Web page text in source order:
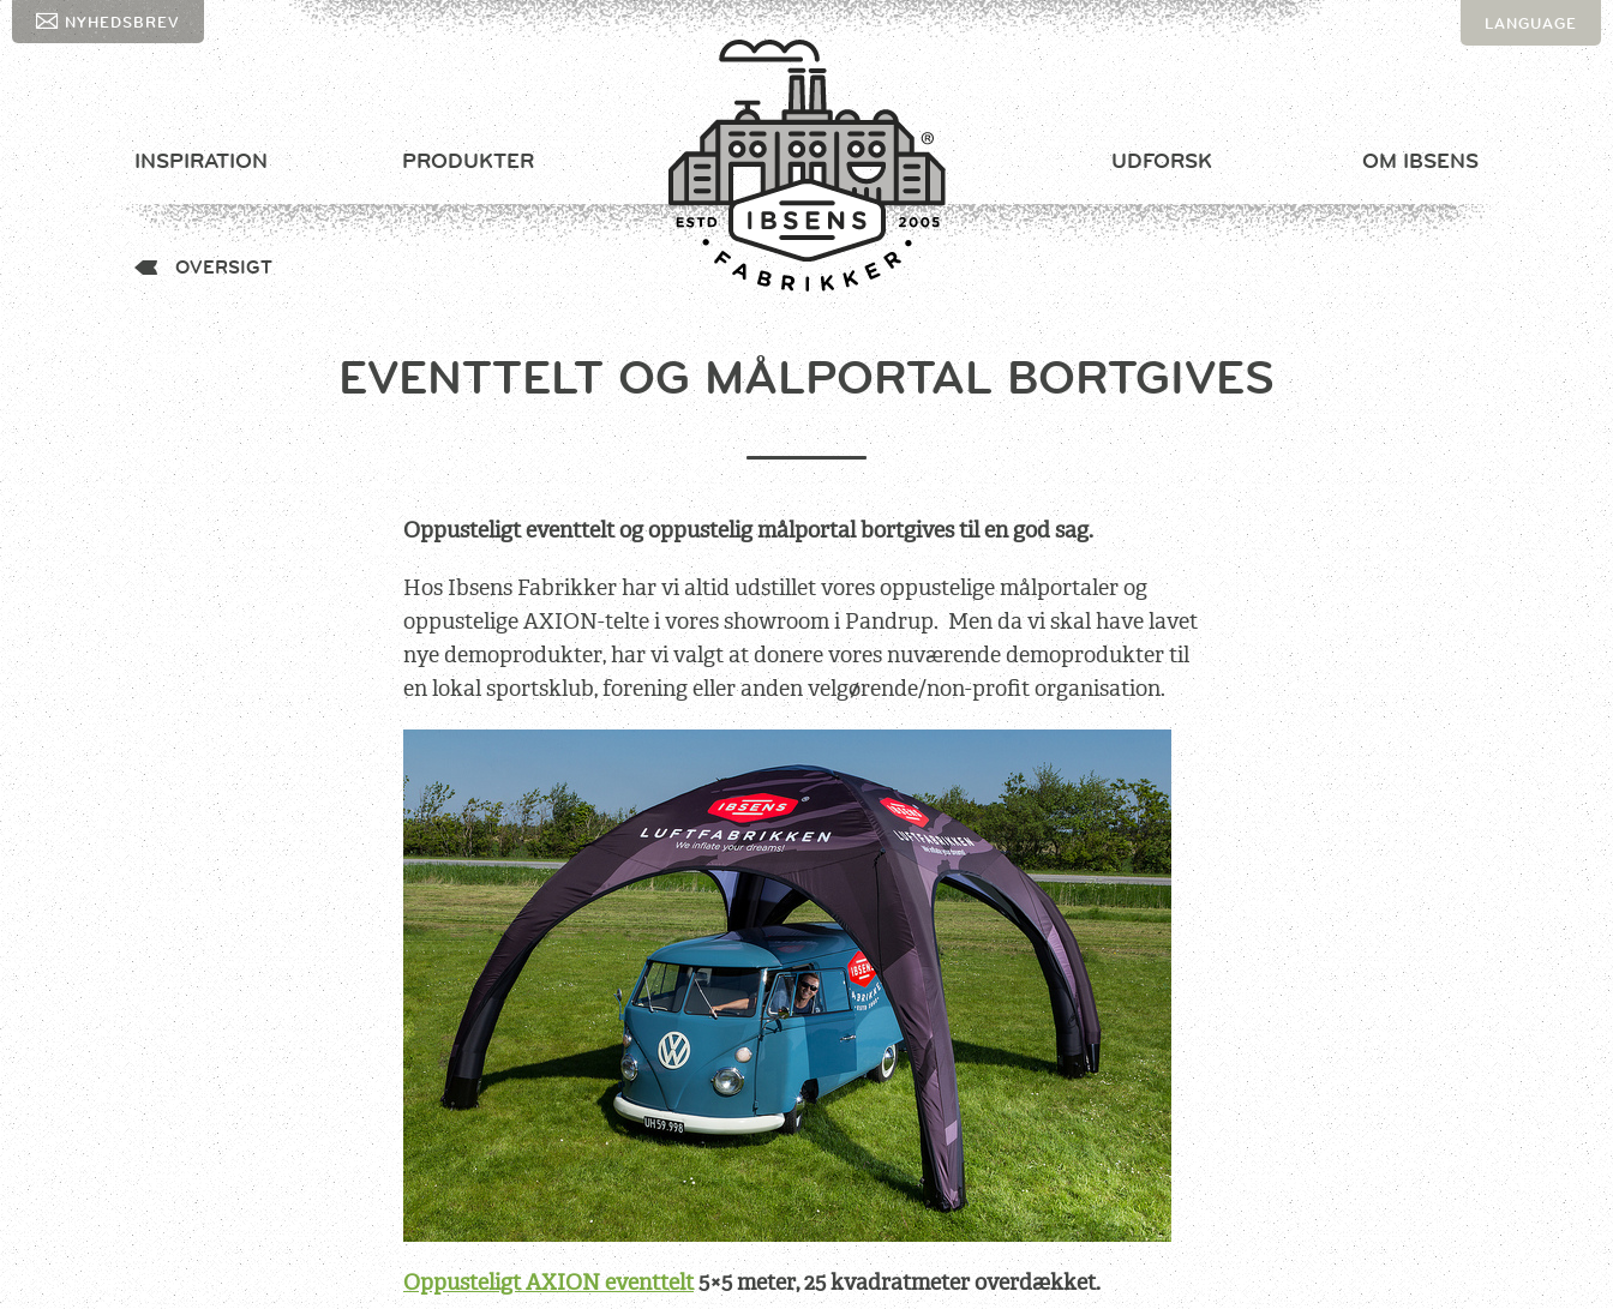
TILMELD
NYHEDSBREV LANGUAGE
INSPIRATION PRODUKTER UDFORSK OM IBSENS
OVERSIGT
EVENTTELT OG MÅLPORTAL BORTGIVES
Oppusteligt eventtelt og oppustelig målportal bortgives til en god sag.
Hos Ibsens Fabrikker har vi altid udstillet vores oppustelige målportaler og
oppustelige AXION-telte i vores showroom i Pandrup. Men da vi skal have lavet
nye demoprodukter, har vi valgt at donere vores nuværende demoprodukter til
en lokal sportsklub, forening eller anden velgørende/non-profit organisation.
Oppusteligt AXION eventtelt5×5 meter, 25 kvadratmeter overdækket.